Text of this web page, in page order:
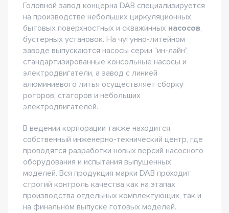
Головной завод концерна DAB специализируется
на производстве небольших циркуляционных,
бытовых поверхностных и скважинных насосов,
бустерных установок. На чугунно-литейном
заводе выпускаются насосы серии "ин-лайн",
стандартизированные консольные насосы и
электродвигатели, а завод с линией
алюминиевого литья осуществляет сборку
роторов, статоров и небольших
электродвигателей.
В ведении корпорации также находится
собственный инженерно-технический центр, где
проводятся разработки новых версий насосного
оборудования и испытания выпущенных
моделей. Вся продукция марки DAB проходит
строгий контроль качества как на этапах
производства отдельных комплектующих, так и
на финальном выпуске готовых моделей.